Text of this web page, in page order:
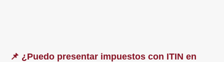
📌 ¿Puedo presentar impuestos con ITIN en